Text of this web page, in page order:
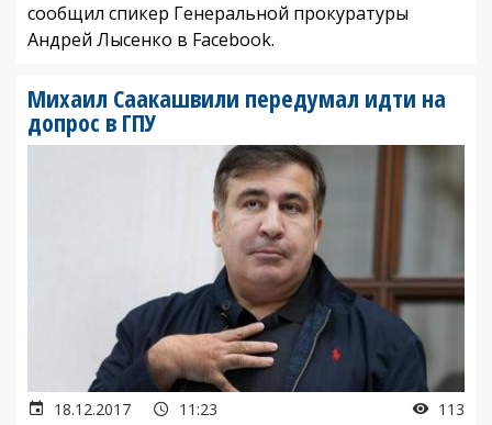
сообщил спикер Генеральной прокуратуры
Андрей Лысенко в Facebook.
Михаил Саакашвили передумал идти на
допрос в ГПУ
18.12.2017 11:23 113